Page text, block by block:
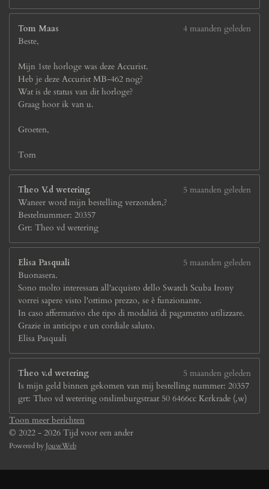
Tom Maas
4 maanden geleden
Beste,
Mijn 1ste horloge was deze Accurist.
Heb je deze Accurist MB-462 nog?
Wat is de status van dit horloge?
Graag hoor ik van u.
Groeten,
Tom
Theo V.d wetering
5 maanden geleden
Waneer word mijn bestelling verzonden,?
Bestelnummer: 20357
Grt: Theo vd wetering
Elisa Pasquali
5 maanden geleden
Buonasera.
Sono molto interessata all'acquisto dello Swatch Scuba Irony
vorrei sapere visto l'ottimo prezzo, se è funzionante.
In caso affermativo che tipo di modalità di pagamento utilizzare.
Grazie in anticipo e un cordiale saluto.
Elisa Pasquali
Theo v.d wetering
5 maanden geleden
Is mijn geld binnen gekomen van mij bestelling nummer: 20357
grt: Theo vd wetering onslimburgstraat 50 6466cc Kerkrade (,w)
Toon meer berichten
© 2022 - 2026 Tijd voor een ander
Powered by JouwWeb